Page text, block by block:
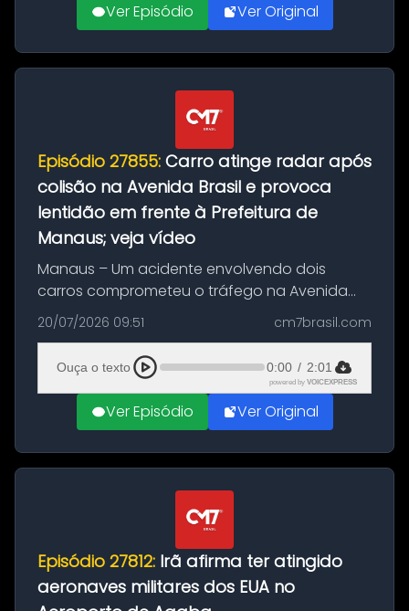
Ver Episódio Ver Original
Episódio 27855: Carro atinge radar após
colisão na Avenida Brasil e provoca
lentidão em frente à Prefeitura de
Manaus; veja vídeo
Manaus – Um acidente envolvendo dois
carros comprometeu o tráfego na Avenida
Brasil durante a manhã desta segunda-feira
(20), em frente ao complexo da Prefeitura de
Manaus, na Zona Oeste. A batida ter...
20/07/2026 09:51 cm7brasil.com
Ouça o texto 0:00 / 2:01
powered by VOICEXPRESS
Ver Episódio Ver Original
Episódio 27812: Irã afirma ter atingido
aeronaves militares dos EUA no